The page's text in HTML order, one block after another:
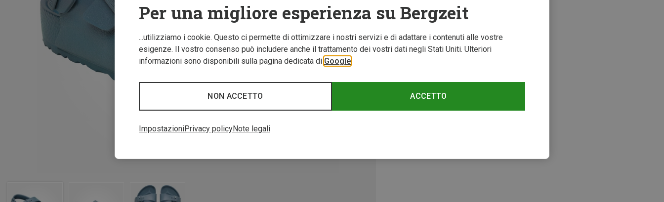
Per una migliore esperienza su Bergzeit
...utilizziamo i cookie. Questo ci permette di ottimizzare i nostri servizi e di adattare i contenuti alle vostre
esigenze. Il vostro consenso può includere anche il trattamento dei vostri dati negli Stati Uniti. Ulteriori
informazioni sono disponibili sulla pagina dedicata di Google
ACCETTO
NON ACCETTO
ImpostazioniPrivacy policyNote legali